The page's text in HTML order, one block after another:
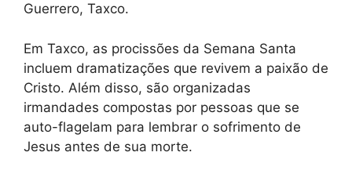
Guerrero, Taxco.
Em Taxco, as procissões da Semana Santa
incluem dramatizações que revivem a paixão de
Cristo. Além disso, são organizadas
irmandades compostas por pessoas que se
auto-flagelam para lembrar o sofrimento de
Jesus antes de sua morte.